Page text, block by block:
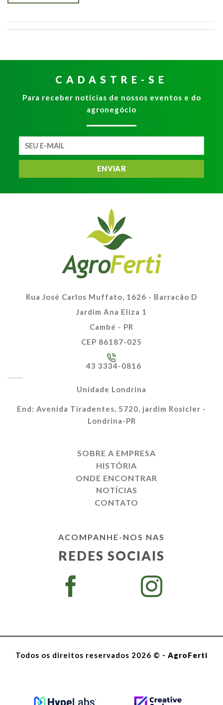
CADASTRE-SE
Para receber notícias de nossos eventos e do
agronegócio
Rua José Carlos Muffato, 1626 - Barracão D
Jardim Ana Eliza 1
Cambé - PR
CEP 86187-025
43 3334-0816
Unidade Londrina
End: Avenida Tiradentes, 5720, jardim Rosicler -
Londrina-PR
SOBRE A EMPRESA
HISTÓRIA
ONDE ENCONTRAR
NOTÍCIAS
CONTATO
ACOMPANHE-NOS NAS
REDES SOCIAIS
Todos os direitos reservados 2026 © - AgroFerti